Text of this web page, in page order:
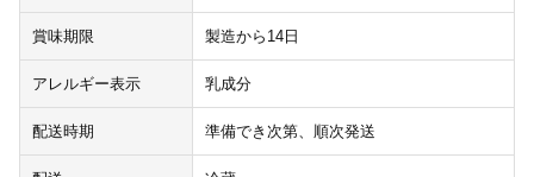
賞味期限 製造から14日
アレルギー表示 乳成分
配送時期 準備でき次第、順次発送